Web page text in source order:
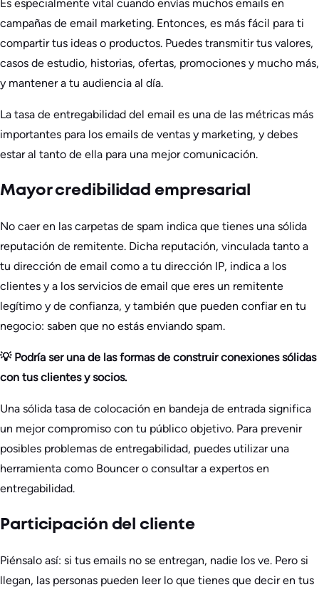
Es especialmente vital cuando envías muchos emails en
campañas de email marketing. Entonces, es más fácil para ti
compartir tus ideas o productos. Puedes transmitir tus valores,
casos de estudio, historias, ofertas, promociones y mucho más,
y mantener a tu audiencia al día.
La tasa de entregabilidad del email es una de las métricas más
importantes para los emails de ventas y marketing, y debes
estar al tanto de ella para una mejor comunicación.
Mayor credibilidad empresarial
No caer en las carpetas de spam indica que tienes una sólida
reputación de remitente. Dicha reputación, vinculada tanto a
tu dirección de email como a tu dirección IP, indica a los
clientes y a los servicios de email que eres un remitente
legítimo y de confianza, y también que pueden confiar en tu
negocio: saben que no estás enviando spam.
💡 Podría ser una de las formas de construir conexiones sólidas
con tus clientes y socios.
Una sólida tasa de colocación en bandeja de entrada significa
un mejor compromiso con tu público objetivo. Para prevenir
posibles problemas de entregabilidad, puedes utilizar una
herramienta como Bouncer o consultar a expertos en
entregabilidad.
Participación del cliente
Piénsalo así: si tus emails no se entregan, nadie los ve. Pero si
llegan, las personas pueden leer lo que tienes que decir en tus